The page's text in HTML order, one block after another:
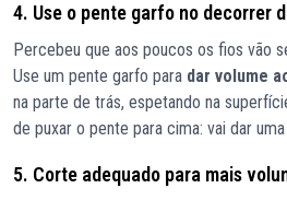
4. Use o pente garfo no decorrer
Percebeu que aos poucos os fios vão
Use um pente garfo para dar volume
na parte de trás, espetando na
de puxar o pente para cima: vai dar
5. Corte adequado para mais